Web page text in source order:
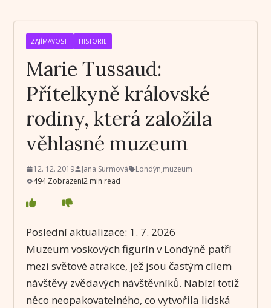
ZAJÍMAVOSTI HISTORIE
Marie Tussaud:
Přítelkyně královské
rodiny, která založila
věhlasné muzeum
12. 12. 2019 Jana Surmová Londýn,muzeum
494 Zobrazení2 min read
Poslední aktualizace: 1. 7. 2026
Muzeum voskových figurín v Londýně patří
mezi světové atrakce, jež jsou častým cílem
návštěvy zvědavých návštěvníků. Nabízí totiž
něco neopakovatelného, co vytvořila lidská